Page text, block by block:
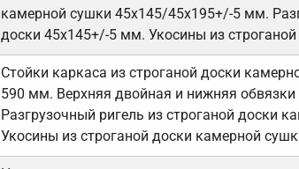
камерной сушки 45х145/45х195+/-5 мм.
доски 45х145+/-5 мм. Укосины из
Стойки каркаса из строганой доски
590 мм. Верхняя двойная и нижняя
Разгрузочный ригель из строганой доски
Укосины из строганой доски камерной